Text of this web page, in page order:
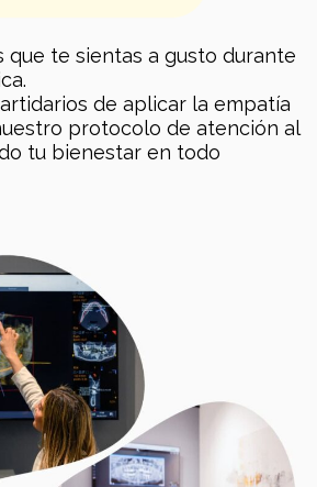
que te sientas a gusto durante
de aplicar la empatía
protocolo de atención al
tu bienestar en todo